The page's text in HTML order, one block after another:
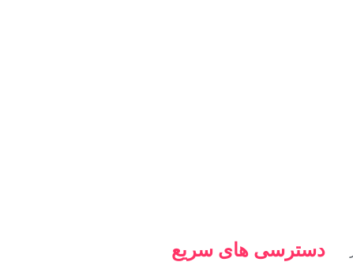
دسترسی های سریع